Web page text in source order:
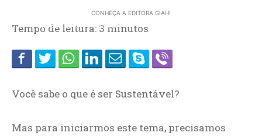
Home CATEGORIAS + LIDOS
CONHEÇA A EDITORA GIAH!
Tempo de leitura: 3 minutos
Você sabe o que é ser Sustentável?
Mas para iniciarmos este tema, precisamos